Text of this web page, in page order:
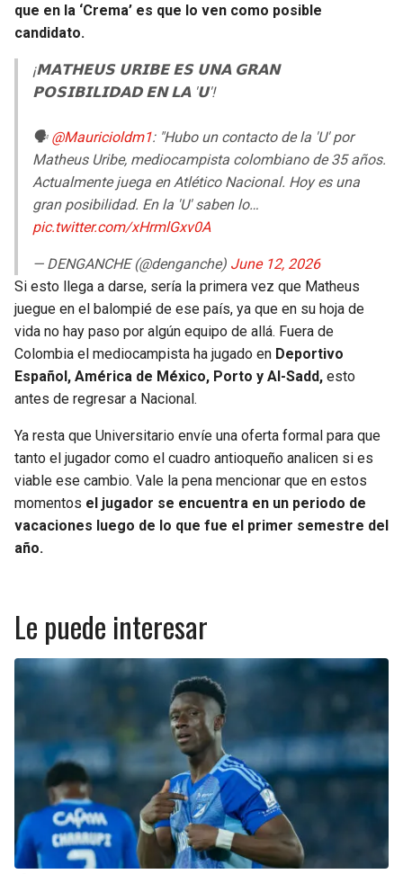
que en la ‘Crema’ es que lo ven como posible
candidato.
¡𝗠𝗔𝗧𝗛𝗘𝗨𝗦 𝗨𝗥𝗜𝗕𝗘 𝗘𝗦 𝗨𝗡𝗔 𝗚𝗥𝗔𝗡
𝗣𝗢𝗦𝗜𝗕𝗜𝗟𝗜𝗗𝗔𝗗 𝗘𝗡 𝗟𝗔 '𝗨'!
🗣️ @Mauricioldm1: "Hubo un contacto de la 'U' por
Matheus Uribe, mediocampista colombiano de 35 años.
Actualmente juega en Atlético Nacional. Hoy es una
gran posibilidad. En la 'U' saben lo…
pic.twitter.com/xHrmlGxv0A
— DENGANCHE (@denganche) June 12, 2026
Si esto llega a darse, sería la primera vez que Matheus
juegue en el balompié de ese país, ya que en su hoja de
vida no hay paso por algún equipo de allá. Fuera de
Colombia el mediocampista ha jugado en Deportivo
Español, América de México, Porto y Al-Sadd, esto
antes de regresar a Nacional.
Ya resta que Universitario envíe una oferta formal para que
tanto el jugador como el cuadro antioqueño analicen si es
viable ese cambio. Vale la pena mencionar que en estos
momentos el jugador se encuentra en un periodo de
vacaciones luego de lo que fue el primer semestre del
año.
Le puede interesar